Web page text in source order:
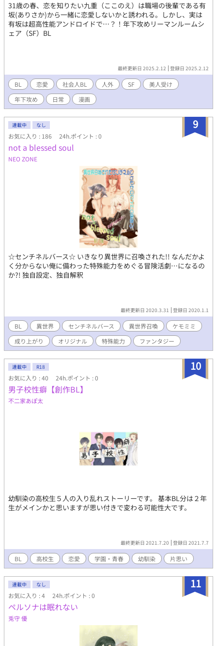
31歳の春、恋を知りたい九重（ここのえ）は職場の後輩である有
坂(ありさか)から一緒に恋愛しないかと誘われる。しかし、実は
有坂は超高性能アンドロイドで…？！年下攻めリーマンルームシ
ェア（SF）BL
最終更新日 2025.2.12 登録日 2025.2.12
BL 恋愛 社会人BL 人外 SF
美人受け
年下攻め
日常 漫画
9
連載中 なし
お気に入り : 186 24h.ポイント : 0
not a blessed soul
NEO ZONE
☆センチネルバース☆ いきなり異世界に召喚された!! なんだかよ
く分からない俺に備わった特殊能力をめぐる冒険活劇…になるの
か?! 独自設定、独自解釈
最終更新日 2020.3.31 登録日 2020.1.1
BL 異世界 センチネルバース 異世界召喚
ケモミミ
成り上がり
オリジナル 特殊能力 ファンタジー
10
連載中 R18
お気に入り : 40 24h.ポイント : 0
男子校性癖【創作BL】
不二家あぽ太
幼馴染の高校生５人の入り乱れストーリーです。 基本BL分は２年
生がメインかと思いますが思い付きで変わる可能性大です。
最終更新日 2021.7.20 登録日 2021.7.7
BL 高校生 恋愛 学園・青春 幼馴染 片思い
11
連載中 なし
お気に入り : 4 24h.ポイント : 0
ペルソナは眠れない
兎守 優